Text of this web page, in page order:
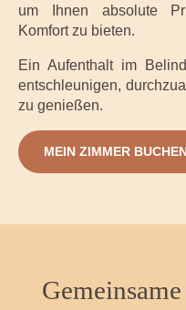
um Ihnen absolute
Komfort zu bieten.
Ein Aufenthalt im
entschleunigen,
zu genießen.
MEIN ZIMMER